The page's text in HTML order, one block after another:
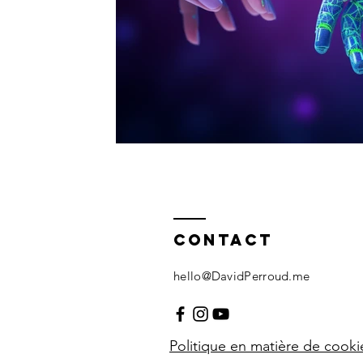
Contact
hello@DavidPerroud.me
Politique en matière de